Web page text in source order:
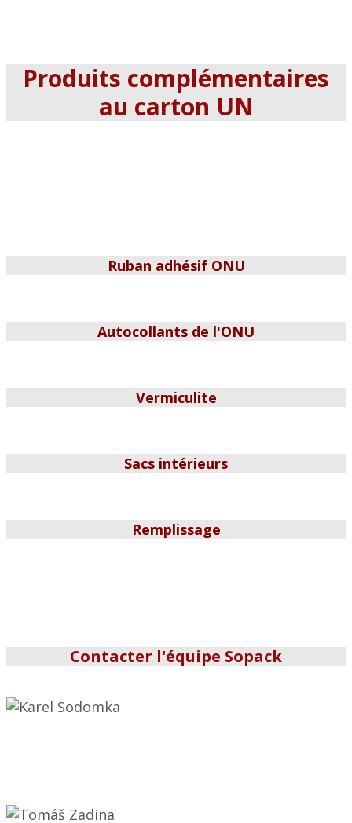
Produits complémentaires
au carton UN
Ruban adhésif ONU
Autocollants de l'ONU
Vermiculite
Sacs intérieurs
Remplissage
Contacter l'équipe Sopack